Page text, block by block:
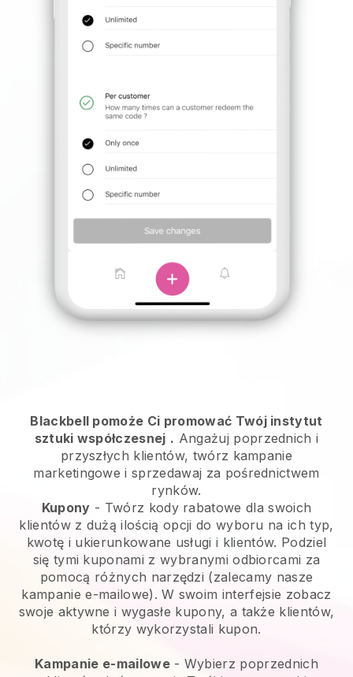
Blackbell pomoże Ci promować Twój instytut
sztuki współczesnej . Angażuj poprzednich i
przyszłych klientów, twórz kampanie
marketingowe i sprzedawaj za pośrednictwem
rynków.
Kupony - Twórz kody rabatowe dla swoich
klientów z dużą ilością opcji do wyboru na ich typ,
kwotę i ukierunkowane usługi i klientów. Podziel
się tymi kuponami z wybranymi odbiorcami za
pomocą różnych narzędzi (zalecamy nasze
kampanie e-mailowe). W swoim interfejsie zobacz
swoje aktywne i wygasłe kupony, a także klientów,
którzy wykorzystali kupon.
Kampanie e-mailowe- Wybierz poprzednich